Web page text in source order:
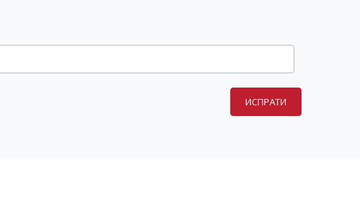
ИСПРАТИ